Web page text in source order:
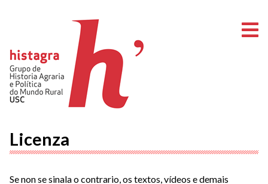
Licenza
Se non se sinala o contrario, os textos, vídeos e demais